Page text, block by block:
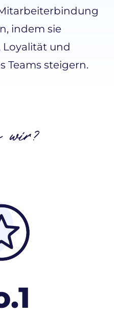
indem sie
und
Teams steigern.
wir?